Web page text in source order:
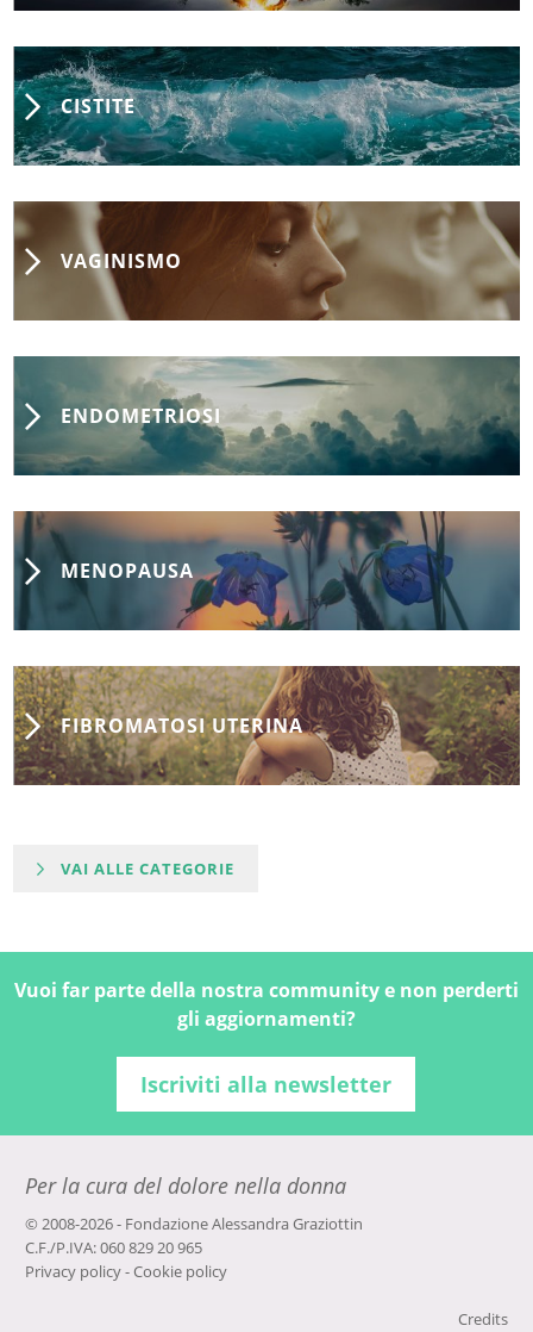
CISTITE
VAGINISMO
ENDOMETRIOSI
MENOPAUSA
FIBROMATOSI UTERINA
VAI ALLE CATEGORIE
Vuoi far parte della nostra community e non perderti
gli aggiornamenti?
Iscriviti alla newsletter
Per la cura del dolore nella donna
© 2008-2026 - Fondazione Alessandra Graziottin
C.F./P.IVA: 060 829 20 965
Privacy policy-Cookie policy
Credits